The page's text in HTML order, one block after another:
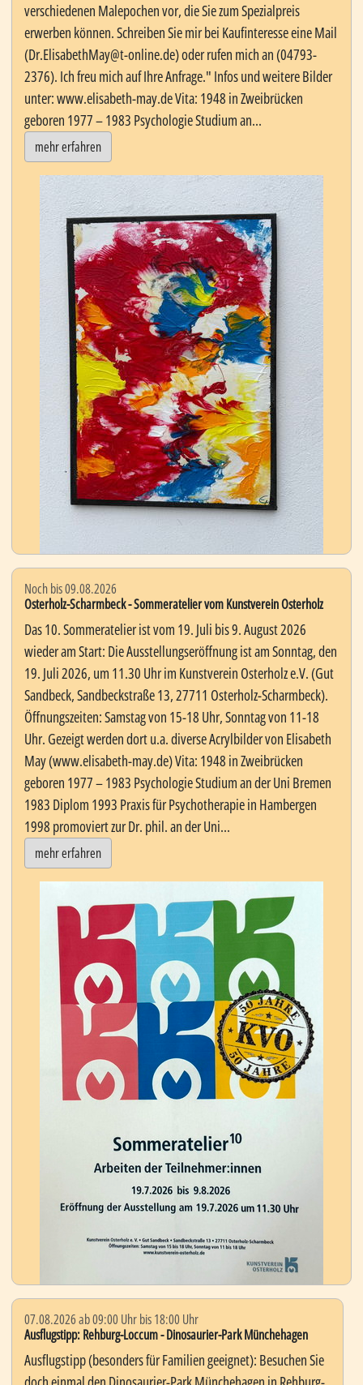
verschiedenen Malepochen vor, die Sie zum Spezialpreis
erwerben können. Schreiben Sie mir bei Kaufinteresse eine Mail
(Dr.ElisabethMay@t-online.de) oder rufen mich an (04793-
2376). Ich freu mich auf Ihre Anfrage." Infos und weitere Bilder
unter: www.elisabeth-may.de Vita: 1948 in Zweibrücken
geboren 1977 – 1983 Psychologie Studium an...
mehr erfahren
Noch bis 09.08.2026
Osterholz-Scharmbeck - Sommeratelier vom Kunstverein Osterholz
Das 10. Sommeratelier ist vom 19. Juli bis 9. August 2026
wieder am Start: Die Ausstellungseröffnung ist am Sonntag, den
19. Juli 2026, um 11.30 Uhr im Kunstverein Osterholz e.V. (Gut
Sandbeck, Sandbeckstraße 13, 27711 Osterholz-Scharmbeck).
Öffnungszeiten: Samstag von 15-18 Uhr, Sonntag von 11-18
Uhr. Gezeigt werden dort u.a. diverse Acrylbilder von Elisabeth
May (www.elisabeth-may.de) Vita: 1948 in Zweibrücken
geboren 1977 – 1983 Psychologie Studium an der Uni Bremen
1983 Diplom 1993 Praxis für Psychotherapie in Hambergen
1998 promoviert zur Dr. phil. an der Uni...
mehr erfahren
07.08.2026 ab 09:00 Uhr bis 18:00 Uhr
Ausflugstipp: Rehburg-Loccum - Dinosaurier-Park Münchehagen
Ausflugstipp (besonders für Familien geeignet): Besuchen Sie